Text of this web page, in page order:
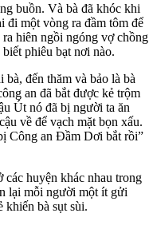
buồn. Và bà đã khóc khi
đi một vòng ra đầm tôm để
hiên ngồi ngóng vợ chồng
phiêu bạt nơi nào.
đến thăm và bảo là bà
an đã bắt được kẻ trộm
Út nó đã bị người ta ăn
về để vạch mặt bọn xấu.
Công an Đầm Dơi bắt rồi”
huyện khác nhau trong
lại mỗi người một ít gửi
khiến bà sụt sùi.